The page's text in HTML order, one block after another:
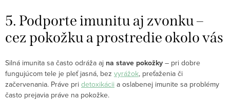
5. Podporte imunitu aj zvonku –
cez pokožku a prostredie okolo vás
Silná imunita sa často odráža aj na stave pokožky – pri dobre
fungujúcom tele je pleť jasná, bez vyrážok, preťaženia či
začervenania. Práve pri detoxikácii a oslabenej imunite sa problémy
často prejavia práve na pokožke.